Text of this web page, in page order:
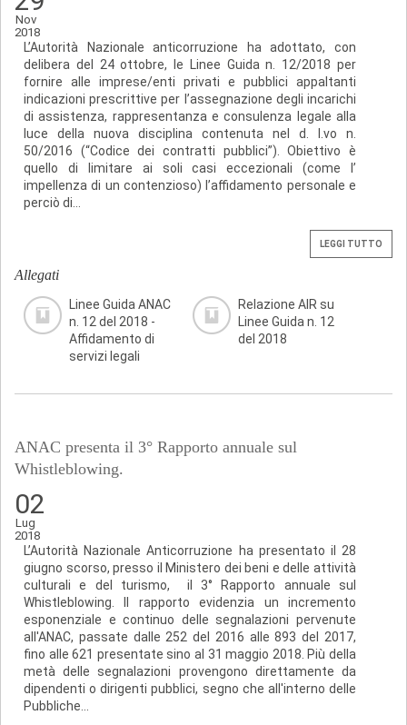
Nov
2018
L’Autorità Nazionale anticorruzione ha adottato, con
delibera del 24 ottobre, le Linee Guida n. 12/2018 per
fornire alle imprese/enti privati e pubblici appaltanti
indicazioni prescrittive per l’assegnazione degli incarichi
di assistenza, rappresentanza e consulenza legale alla
luce della nuova disciplina contenuta nel d. l.vo n.
50/2016 (“Codice dei contratti pubblici”). Obiettivo è
quello di limitare ai soli casi eccezionali (come l’
impellenza di un contenzioso) l’affidamento personale e
perciò di...
LEGGI TUTTO
Allegati
Linee Guida ANAC
n. 12 del 2018 -
Affidamento di
servizi legali
Relazione AIR su
Linee Guida n. 12
del 2018
ANAC presenta il 3° Rapporto annuale sul
Whistleblowing.
02
Lug
2018
L’Autorità Nazionale Anticorruzione ha presentato il 28
giugno scorso, presso il Ministero dei beni e delle attività
culturali e del turismo, il 3° Rapporto annuale sul
Whistleblowing. Il rapporto evidenzia un incremento
esponenziale e continuo delle segnalazioni pervenute
all'ANAC, passate dalle 252 del 2016 alle 893 del 2017,
fino alle 621 presentate sino al 31 maggio 2018. Più della
metà delle segnalazioni provengono direttamente da
dipendenti o dirigenti pubblici, segno che all'interno delle
Pubbliche...